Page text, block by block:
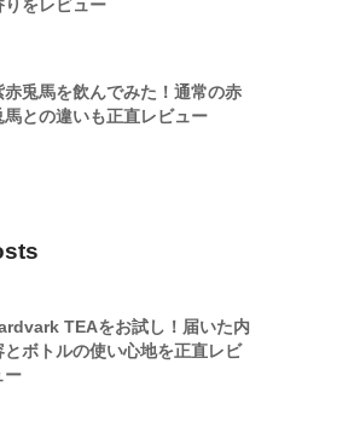
りをレビュー
赤兎馬を飲んでみた！通常の赤
馬との違いも正直レビュー
TEAをお試し！届いた内
とボトルの使い心地を正直レビ
ー